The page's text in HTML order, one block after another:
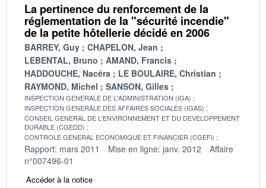
La pertinence du renforcement de la
réglementation de la "sécurité incendie"
de la petite hôtellerie décidé en 2006
BARREY, Guy
CHAPELON, Jean
LEBENTAL, Bruno
AMAND, Francis
HADDOUCHE, Nacéra
LE BOULAIRE, Christian
RAYMOND, Michel
SANSON, Gilles
INSPECTION GENERALE DE L'ADMINISTRATION (IGA)
INSPECTION GENERALE DES AFFAIRES SOCIALES (IGAS)
CONSEIL GENERAL DE L'ENVIRONNEMENT ET DU DEVELOPPEMENT
DURABLE (CGEDD)
CONTROLE GENERAL ECONOMIQUE ET FINANCIER (CGEFi)
Rapport: mars 2011 Mise en ligne: janv. 2012
Affaire
n°007496-01
Accéder à la notice